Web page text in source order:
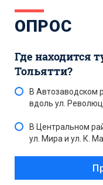
ОПРОС
Где находится
Тольятти?
В Автозаводском
вдоль ул.
В Центральном
ул. Мира и ул. К.